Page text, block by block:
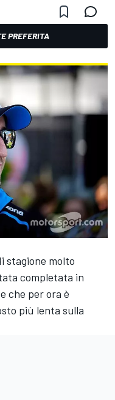
PREFERITA
stagione molto
completata in
che per ora è
più lenta sulla